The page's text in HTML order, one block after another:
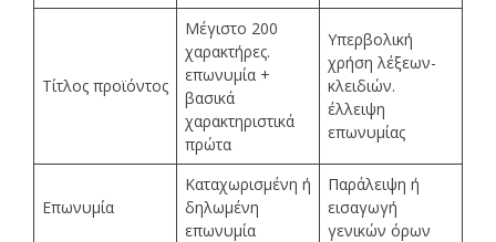
Τίτλος προϊόντος
Μέγιστο 200
χαρακτήρες.
επωνυμία +
βασικά
χαρακτηριστικά
πρώτα
Υπερβολική
χρήση λέξεων-
κλειδιών.
έλλειψη
επωνυμίας
Επωνυμία
Καταχωρισμένη ή
δηλωμένη
επωνυμία
Παράλειψη ή
εισαγωγή
γενικών όρων